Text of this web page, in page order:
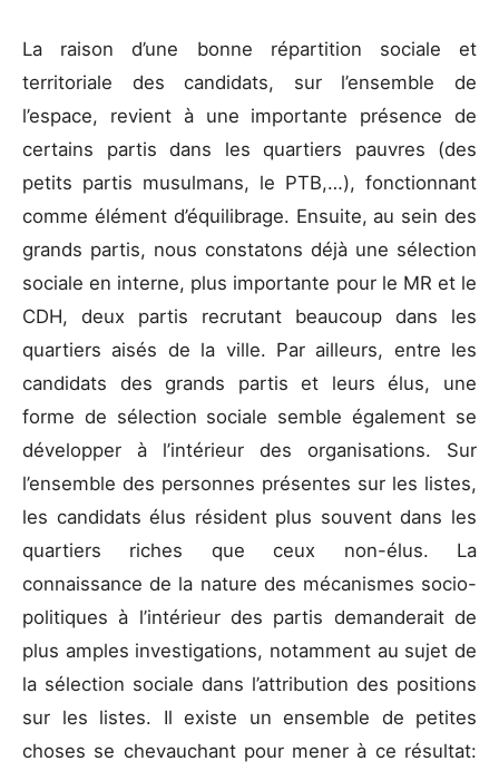
La raison d’une bonne répartition sociale et
territoriale des candidats, sur l’ensemble de
l’espace, revient à une importante présence de
certains partis dans les quartiers pauvres (des
petits partis musulmans, le PTB,…), fonctionnant
comme élément d’équilibrage. Ensuite, au sein des
grands partis, nous constatons déjà une sélection
sociale en interne, plus importante pour le MR et le
CDH, deux partis recrutant beaucoup dans les
quartiers aisés de la ville. Par ailleurs, entre les
candidats des grands partis et leurs élus, une
forme de sélection sociale semble également se
développer à l’intérieur des organisations. Sur
l’ensemble des personnes présentes sur les listes,
les candidats élus résident plus souvent dans les
quartiers riches que ceux non-élus. La
connaissance de la nature des mécanismes socio-
politiques à l’intérieur des partis demanderait de
plus amples investigations, notamment au sujet de
la sélection sociale dans l’attribution des positions
sur les listes. Il existe un ensemble de petites
choses se chevauchant pour mener à ce résultat: